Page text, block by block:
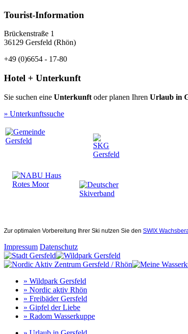
Tourist-Information
Brückenstraße 1
36129 Gersfeld (Rhön)
+49 (0)6654 - 17-80
Hotel + Unterkunft
Sie suchen eine Unterkunft oder planen Ihren Urlaub in
» Unterkunftssuche
Zur optimalen Vorbereitung Ihrer Ski nutzen Sie den SWIX
Impressum Datenschutz
» Wildpark Gersfeld
» Nordic aktiv Rhön
» Freibäder Gersfeld
» Gipfel der Liebe
» Radom Wasserkuppe